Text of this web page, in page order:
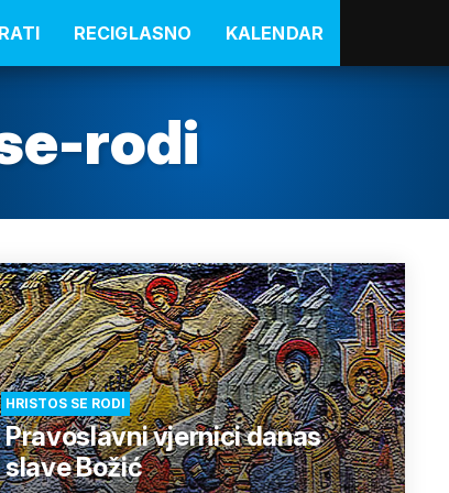
RECIGLASNO KALENDAR
rodi
HRISTOS SE RODI
Pravoslavni vjernici danas
slave Božić